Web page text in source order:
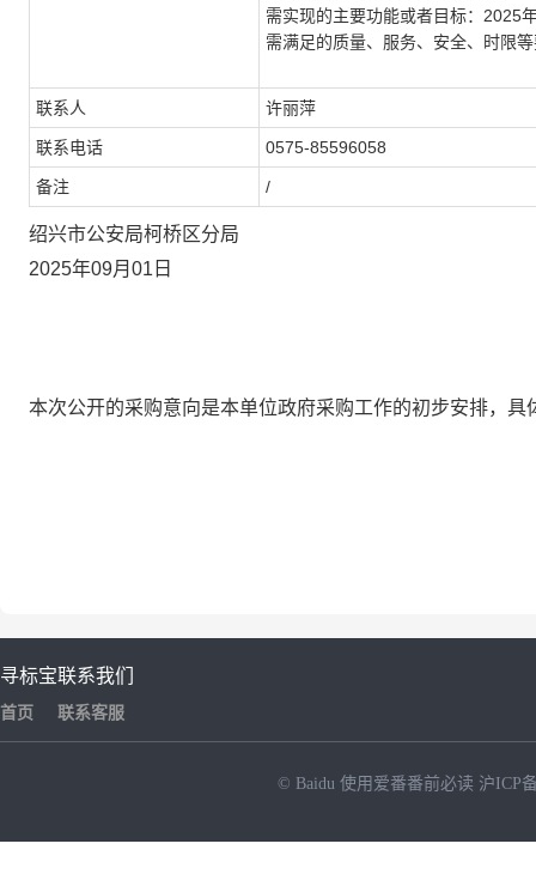
需实现的主要功能或者目标： 2025
需满足的质量、服务、安全、时限
联系人 许丽萍
联系电话 0575-85596058
备注 /
绍兴市公安局柯桥区分局
2025年09月01日
本次公开的采购意向是本单位政府采购工作的初步安排，
寻标宝
首页
联系我们
联系客服
© Baidu 使用爱番番前必读 沪ICP